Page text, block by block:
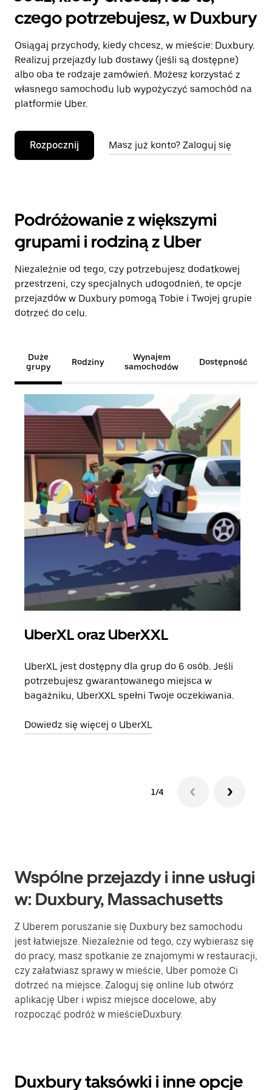
czego potrzebujesz, w Duxbury
Osiągaj przychody, kiedy chcesz, w mieście: Duxbury.
Realizuj przejazdy lub dostawy (jeśli są dostępne)
albo oba te rodzaje zamówień. Możesz korzystać z
własnego samochodu lub wypożyczyć samochód na
platformie Uber.
Rozpocznij Masz już konto? Zaloguj się
Podróżowanie z większymi
grupami i rodziną z Uber
Niezależnie od tego, czy potrzebujesz dodatkowej
przestrzeni, czy specjalnych udogodnień, te opcje
przejazdów w Duxbury pomogą Tobie i Twojej grupie
dotrzeć do celu.
Duże
grupy
Rodziny
Wynajem
samochodów
Dostępność
UberXL oraz UberXXL
UberXL jest dostępny dla grup do 6 osób. Jeśli
potrzebujesz gwarantowanego miejsca w
bagażniku, UberXXL spełni Twoje oczekiwania.
Dowiedz się więcej o UberXL
1/4
Wspólne przejazdy i inne usługi
w: Duxbury, Massachusetts
Z Uberem poruszanie się Duxbury bez samochodu
jest łatwiejsze. Niezależnie od tego, czy wybierasz się
do pracy, masz spotkanie ze znajomymi w restauracji,
czy załatwiasz sprawy w mieście, Uber pomoże Ci
dotrzeć na miejsce. Zaloguj się online lub otwórz
aplikację Uber i wpisz miejsce docelowe, aby
rozpocząć podróż w mieścieDuxbury.
Duxbury taksówki i inne opcje